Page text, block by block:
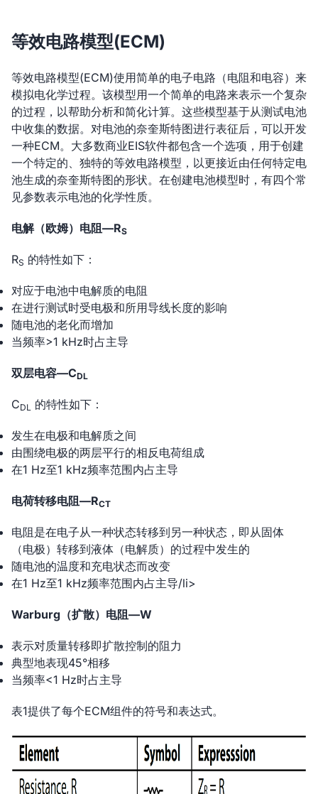
等效电路模型(ECM)
等效电路模型(ECM)使用简单的电子电路（电阻和电容）来
模拟电化学过程。该模型用一个简单的电路来表示一个复杂
的过程，以帮助分析和简化计算。这些模型基于从测试电池
中收集的数据。对电池的奈奎斯特图进行表征后，可以开发
一种ECM。大多数商业EIS软件都包含一个选项，用于创建
一个特定的、独特的等效电路模型，以更接近由任何特定电
池生成的奈奎斯特图的形状。在创建电池模型时，有四个常
见参数表示电池的化学性质。
电解（欧姆）电阻—RS
RS 的特性如下：
对应于电池中电解质的电阻
在进行测试时受电极和所用导线长度的影响
随电池的老化而增加
当频率>1 kHz时占主导
双层电容—CDL
CDL 的特性如下：
发生在电极和电解质之间
由围绕电极的两层平行的相反电荷组成
在1 Hz至1 kHz频率范围内占主导
电荷转移电阻—RCT
电阻是在电子从一种状态转移到另一种状态，即从固体
（电极）转移到液体（电解质）的过程中发生的
随电池的温度和充电状态而改变
在1 Hz至1 kHz频率范围内占主导/li>
Warburg（扩散）电阻—W
表示对质量转移即扩散控制的阻力
典型地表现45°相移
当频率<1 Hz时占主导
表1提供了每个ECM组件的符号和表达式。